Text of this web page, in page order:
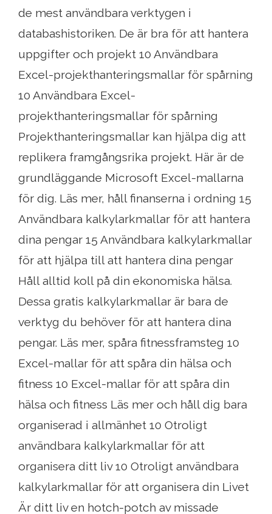
de mest användbara verktygen i
databashistoriken. De är bra för att hantera
uppgifter och projekt 10 Användbara
Excel-projekthanteringsmallar för spårning
10 Användbara Excel-
projekthanteringsmallar för spårning
Projekthanteringsmallar kan hjälpa dig att
replikera framgångsrika projekt. Här är de
grundläggande Microsoft Excel-mallarna
för dig. Läs mer, håll finanserna i ordning 15
Användbara kalkylarkmallar för att hantera
dina pengar 15 Användbara kalkylarkmallar
för att hjälpa till att hantera dina pengar
Håll alltid koll på din ekonomiska hälsa.
Dessa gratis kalkylarkmallar är bara de
verktyg du behöver för att hantera dina
pengar. Läs mer, spåra fitnessframsteg 10
Excel-mallar för att spåra din hälsa och
fitness 10 Excel-mallar för att spåra din
hälsa och fitness Läs mer och håll dig bara
organiserad i allmänhet 10 Otroligt
användbara kalkylarkmallar för att
organisera ditt liv 10 Otroligt användbara
kalkylarkmallar för att organisera din Livet
Är ditt liv en hotch-potch av missade